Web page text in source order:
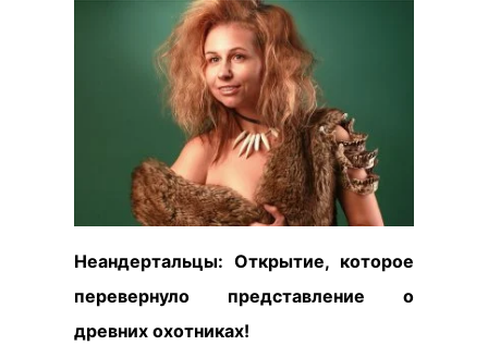
Неандертальцы: Открытие, которое
перевернуло представление о
древних охотниках!